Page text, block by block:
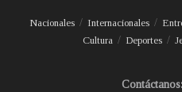
Nacionales Internacionales
Cultura
Deportes